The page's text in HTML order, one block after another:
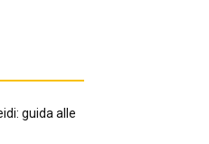
guida alle